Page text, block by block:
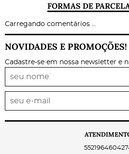
FORMAS DE
Carregando comentários ...
NOVIDADES E PROMOÇÕES!
Cadastre-se em nossa newsletter e